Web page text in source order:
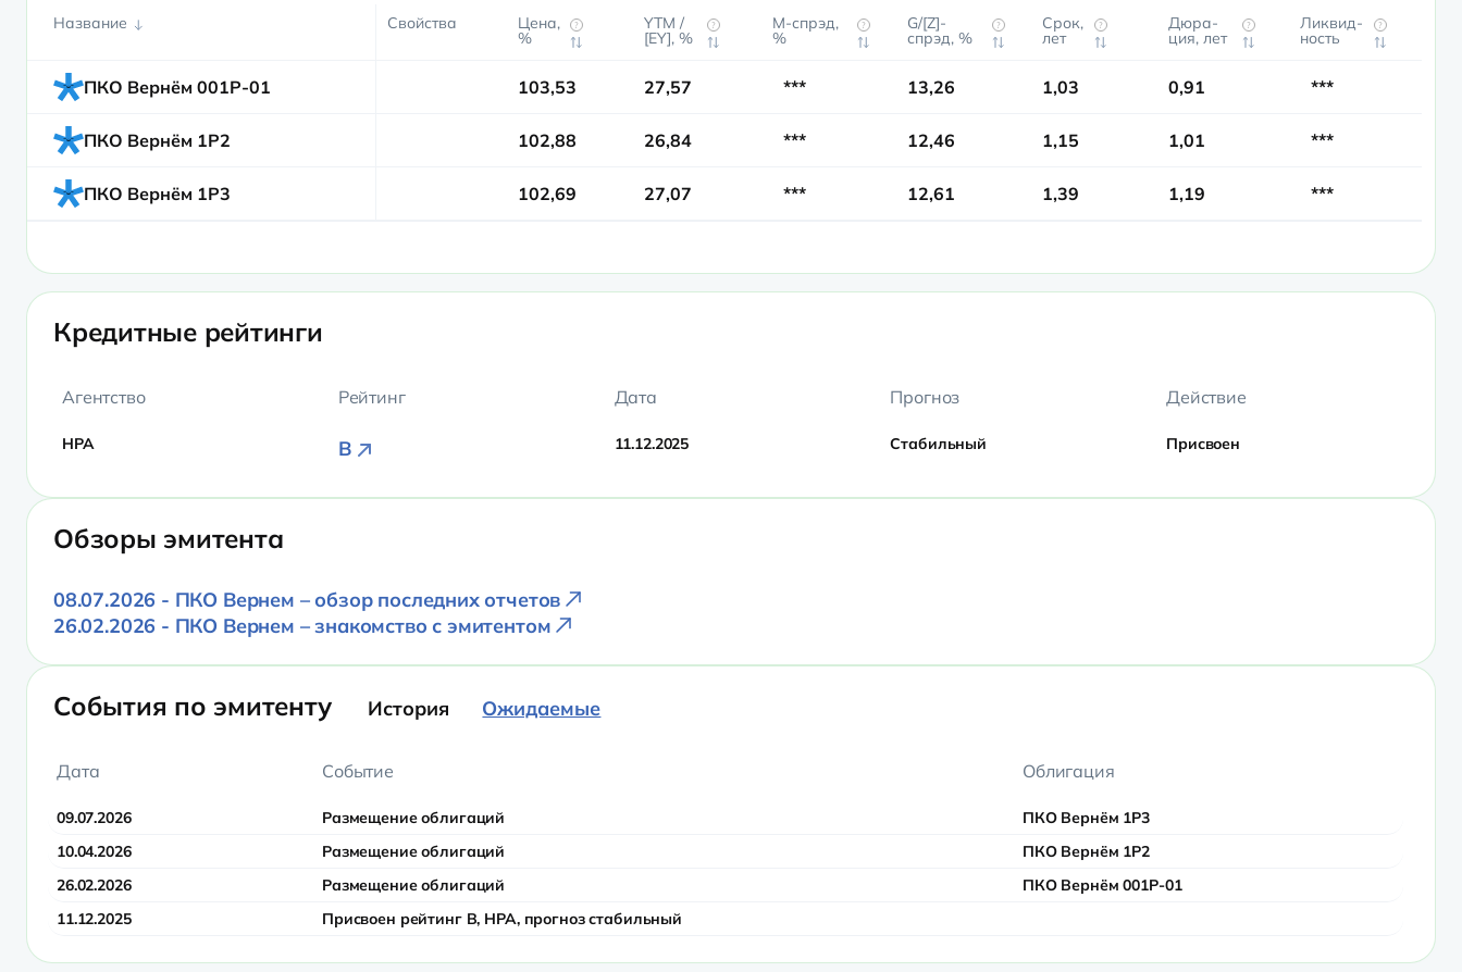
Название Свойства Цена,
%
? YTM /
[EY], %
? М-спрэд,
%
? G/[Z]-
спрэд, %
? Срок,
лет
? Дюра­
ция, лет
? Ликвид­
ность
?
ПКО Вернём 001Р-01 103,53 27,57 *** 13,26 1,03 0,91 ***
ПКО Вернём 1Р2 102,88 26,84 *** 12,46 1,15 1,01 ***
ПКО Вернём 1Р3 102,69 27,07 *** 12,61 1,39 1,19 ***
Кредитные рейтинги
Агентство Рейтинг Дата Прогноз Действие
НРА B 11.12.2025 Стабильный Присвоен
Обзоры эмитента
08.07.2026 - ПКО Вернем – обзор последних отчетов
26.02.2026 - ПКО Вернем – знакомство с эмитентом
События по эмитенту История Ожидаемые
Дата Событие Облигация
09.07.2026 Размещение облигаций
ПКО Вернём 1Р3
10.04.2026
Размещение облигаций
ПКО Вернём 1Р2
26.02.2026
Размещение облигаций
ПКО Вернём 001Р-01
11.12.2025
Присвоен рейтинг B, НРА, прогноз стабильный